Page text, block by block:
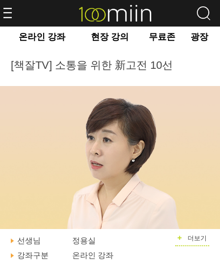
온라인 강좌 현장 강의 무료존 광장
[책잘TV] 소통을 위한 新고전 10선
선생님 + 더보기
정용실
강좌구분
온라인 강좌